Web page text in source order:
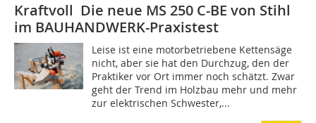
Kraftvoll Die neue MS 250 C-BE von Stihl
im BAUHANDWERK-Praxistest
Leise ist eine motorbetriebene Kettensäge
nicht, aber sie hat den Durchzug, den der
Praktiker vor Ort immer noch schätzt. Zwar
geht der Trend im Holzbau mehr und mehr
zur elektrischen Schwester,...